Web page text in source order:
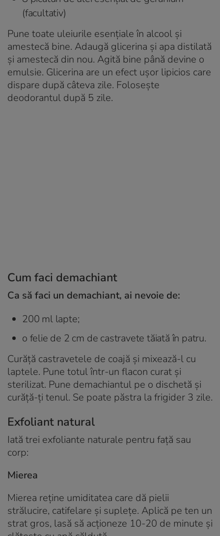
(facultativ)
Pune toate uleiurile esențiale în alcool și
amestecă bine. Adaugă glicerina și apa distilată
și amestecă din nou. Agită bine până devine o
emulsie. Glicerina are un efect ușor lipicios care
dispare după câteva zile. Folosește
deodorantul după 5 zile.
Cum faci demachiant
Ca să faci un demachiant, ai nevoie de:
200 ml lapte;
o felie de 2 cm de castravete tăiată în patru.
Curăță castravetele de coajă și mixează-l cu
laptele. Pune totul într-un flacon curat și
sterilizat. Pune demachiantul pe o dischetă și
curăță-ți tenul. Se poate păstra la frigider 3 zile.
Exfoliant natural
Iată trei exfoliante naturale pentru față sau
corp:
Mierea
Mierea reține umiditatea care dă pielii
strălucire, catifelare și suplețe. Aplică pe ten un
strat gros, lasă să acționeze 10-20 de minute și